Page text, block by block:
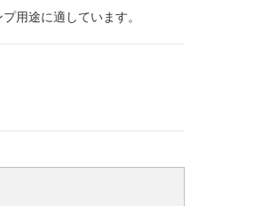
用途に適しています。